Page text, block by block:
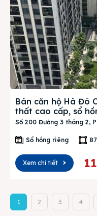
Bán căn hộ Hà Đô
thất cao cấp, sổ
Số 200 Đường 3 tháng 2,
Sổ hồng riêng
Xem chi tiết
1 2 3 4